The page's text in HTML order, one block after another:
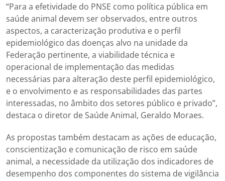
“Para a efetividade do PNSE como política pública em
saúde animal devem ser observados, entre outros
aspectos, a caracterização produtiva e o perfil
epidemiológico das doenças alvo na unidade da
Federação pertinente, a viabilidade técnica e
operacional de implementação das medidas
necessárias para alteração deste perfil epidemiológico,
e o envolvimento e as responsabilidades das partes
interessadas, no âmbito dos setores público e privado”,
destaca o diretor de Saúde Animal, Geraldo Moraes.
As propostas também destacam as ações de educação,
conscientização e comunicação de risco em saúde
animal, a necessidade da utilização dos indicadores de
desempenho dos componentes do sistema de vigilância